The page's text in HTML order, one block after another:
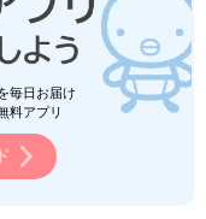
毎日お届け
料アプリ